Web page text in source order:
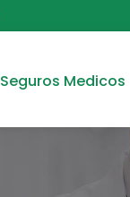
Seguros Medicos